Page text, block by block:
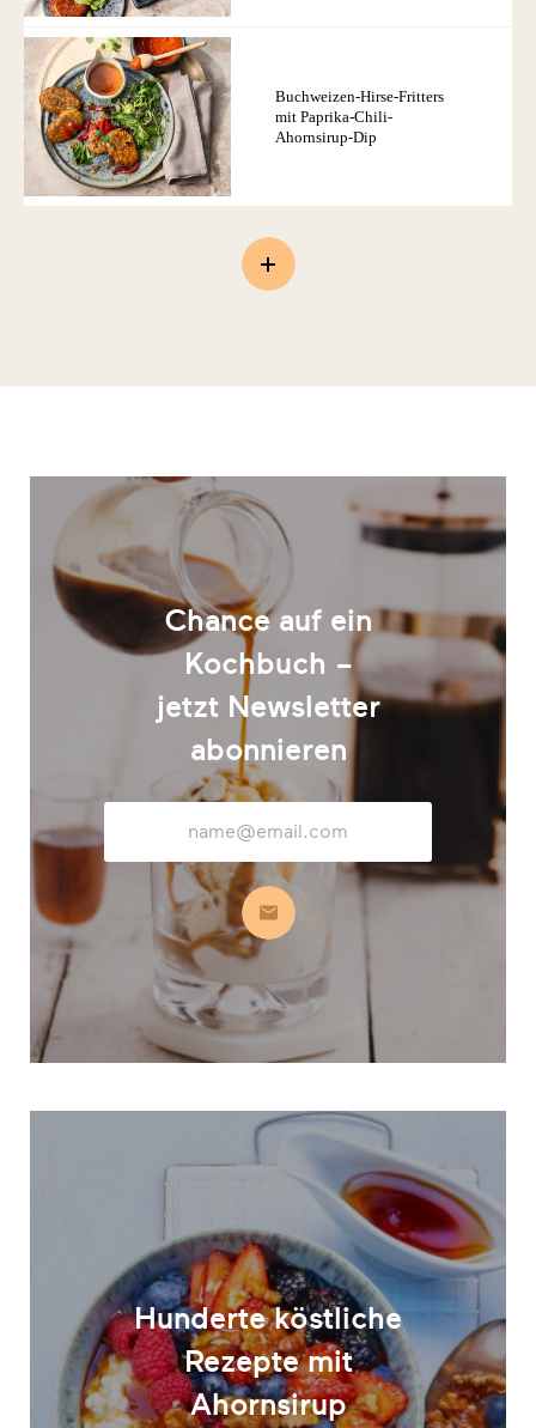
Buchweizen-Hirse-Fritters
mit Paprika-Chili-
Ahornsirup-Dip
Chance auf ein
Kochbuch –
jetzt Newsletter
abonnieren
Mail-
Adresse
Abonnieren
Hunderte köstliche
Rezepte mit
Ahornsirup